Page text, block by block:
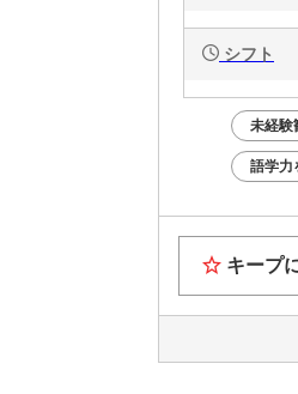
シフト
未経験
語学力
キープ